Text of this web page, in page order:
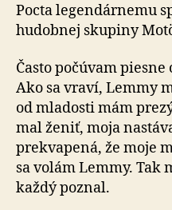
Pocta legendárnemu
hudobnej skupiny
Často počúvam
Ako sa vra­ví, Lemmy
od mladosti mám
mal ženiť, moja
prekvapená, že moje
sa volám Lemmy. Tak
každý poznal.